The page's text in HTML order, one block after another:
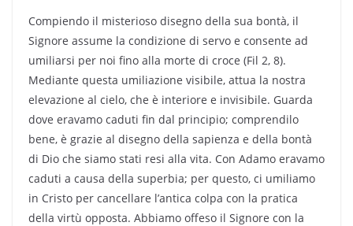
Compiendo il misterioso disegno della sua bontà, il
Signore assume la condizione di servo e consente ad
umiliarsi per noi fino alla morte di croce (Fil 2, 8).
Mediante questa umiliazione visibile, attua la nostra
elevazione al cielo, che è interiore e invisibile. Guarda
dove eravamo caduti fin dal principio; comprendilo
bene, è grazie al disegno della sapienza e della bontà
di Dio che siamo stati resi alla vita. Con Adamo eravamo
caduti a causa della superbia; per questo, ci umiliamo
in Cristo per cancellare l’antica colpa con la pratica
della virtù opposta. Abbiamo offeso il Signore con la